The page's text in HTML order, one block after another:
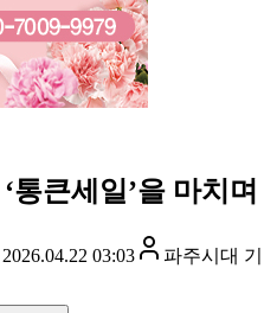
통큰세일’을 마치며
2026.04.22 03:03 파주시대 기